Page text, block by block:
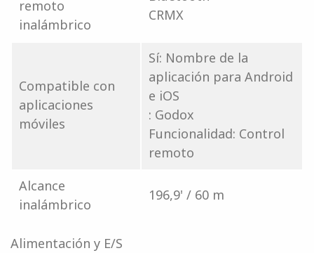
remoto
inalámbrico
CRMX
Compatible con
aplicaciones
móviles
Sí: Nombre de la
aplicación para Android
e iOS
: Godox
Funcionalidad: Control
remoto
Alcance
inalámbrico
196,9' / 60 m
Alimentación y E/S